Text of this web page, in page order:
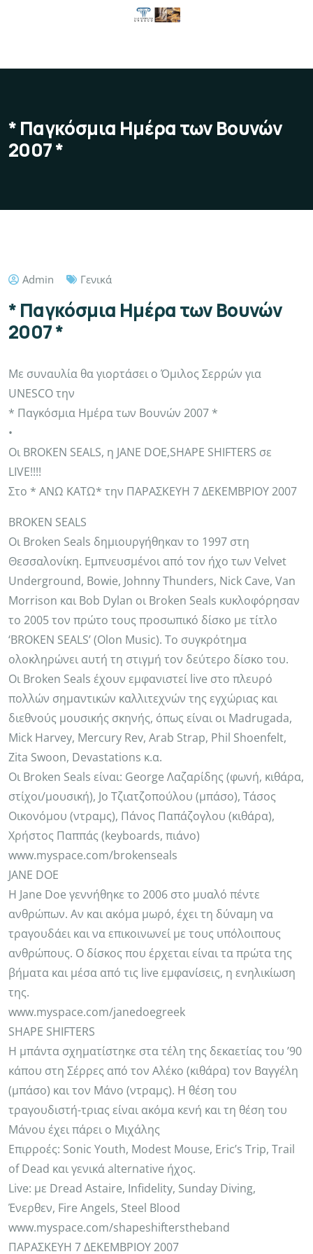
* Παγκόσμια Ημέρα των Βουνών
2007 *
Admin Γενικά
* Παγκόσμια Ημέρα των Βουνών
2007 *
Με συναυλία θα γιορτάσει ο Όμιλος Σερρών για
UNESCO την
* Παγκόσμια Ημέρα των Βουνών 2007 *
•
Οι BROKEN SEALS, η JANE DOE,SHAPE SHIFTERS σε
LIVE!!!!
Στο * ANΩ KATΩ* την ΠΑΡΑΣΚΕΥΗ 7 ΔΕΚΕΜΒΡΙΟΥ 2007
BROKEN SEALS
Οι Broken Seals δημιουργήθηκαν το 1997 στη
Θεσσαλονίκη. Εμπνευσμένοι από τον ήχο των Velvet
Underground, Bowie, Johnny Thunders, Nick Cave, Van
Morrison και Bob Dylan οι Broken Seals κυκλοφόρησαν
το 2005 τον πρώτο τους προσωπικό δίσκο με τίτλο
‘BROKEN SEALS’ (Olon Music). Το συγκρότημα
ολοκληρώνει αυτή τη στιγμή τον δεύτερο δίσκο του.
Οι Broken Seals έχουν εμφανιστεί live στο πλευρό
πολλών σημαντικών καλλιτεχνών της εγχώριας και
διεθνούς μουσικής σκηνής, όπως είναι οι Madrugada,
Mick Harvey, Mercury Rev, Arab Strap, Phil Shoenfelt,
Zita Swoon, Devastations κ.α.
Οι Broken Seals είναι: George Λαζαρίδης (φωνή, κιθάρα,
στίχοι/μουσική), Jo Τζιατζοπούλου (μπάσο), Τάσος
Οικονόμου (ντραμς), Πάνος Παπάζογλου (κιθάρα),
Χρήστος Παππάς (keyboards, πιάνο)
www.myspace.com/brokenseals
JANE DOE
Η Jane Doe γεννήθηκε το 2006 στο μυαλό πέντε
ανθρώπων. Αν και ακόμα μωρό, έχει τη δύναμη να
τραγουδάει και να επικοινωνεί με τους υπόλοιπους
ανθρώπους. Ο δίσκος που έρχεται είναι τα πρώτα της
βήματα και μέσα από τις live εμφανίσεις, η ενηλικίωση
της.
www.myspace.com/janedoegreek
SHAPE SHIFTERS
Η μπάντα σχηματίστηκε στα τέλη της δεκαετίας του ’90
κάπου στη Σέρρες από τον Αλέκο (κιθάρα) τον Βαγγέλη
(μπάσο) και τον Μάνο (ντραμς). Η θέση του
τραγουδιστή-τριας είναι ακόμα κενή και τη θέση του
Μάνου έχει πάρει ο Μιχάλης
Επιρροές: Sonic Youth, Modest Mouse, Eric’s Trip, Trail
οf Dead και γενικά alternative ήχος.
Live: με Dread Astaire, Infidelity, Sunday Diving,
Ένερθεν, Fire Angels, Steel Blood
www.myspace.com/shapeshifterstheband
ΠΑΡΑΣΚΕΥΗ 7 ΔΕΚΕΜΒΡΙΟΥ 2007